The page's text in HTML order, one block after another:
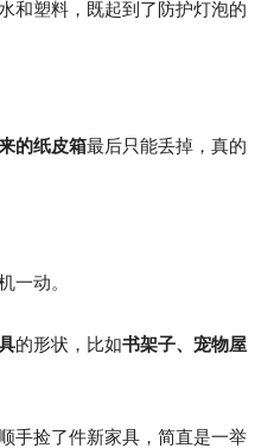
和塑料，既起到了防护灯泡的
的纸皮箱最后只能丢掉，真的
一动。
的形状，比如书架子、宠物屋
手捡了件新家具，简直是一举